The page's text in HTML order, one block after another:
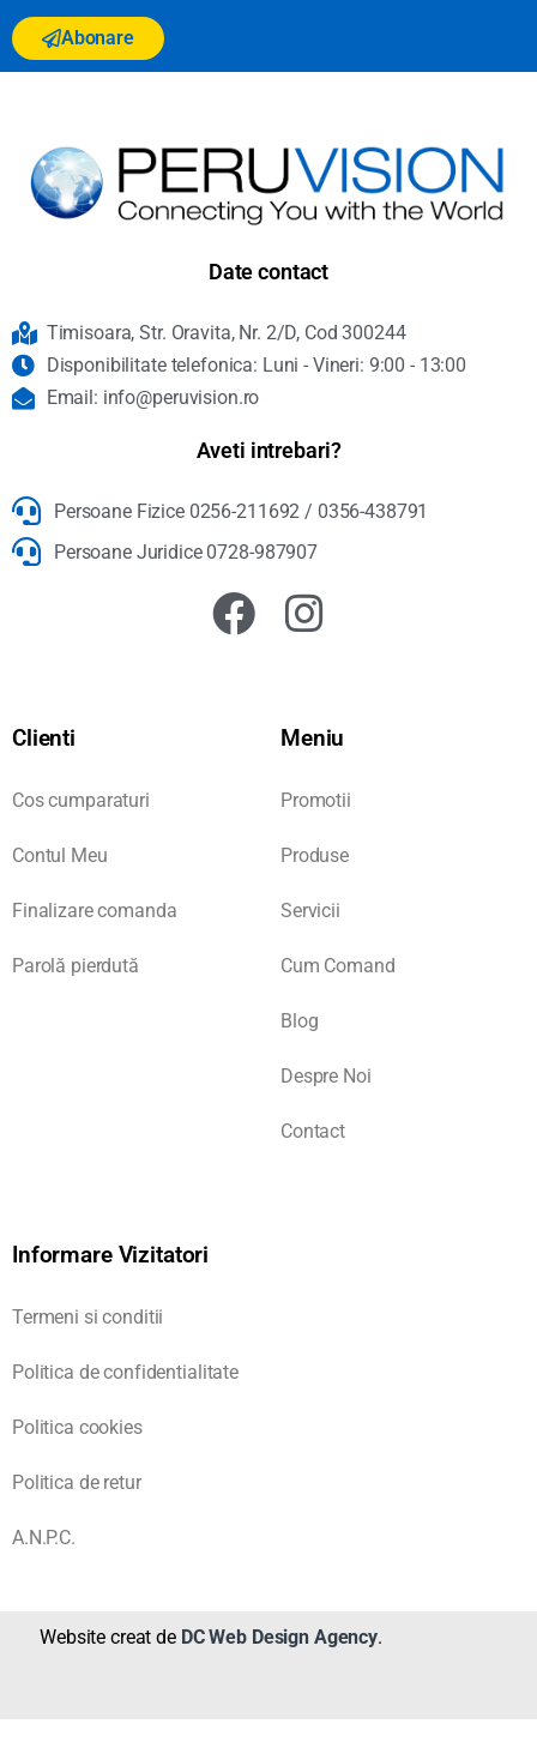
Abonare
Date contact
Timisoara, Str. Oravita, Nr. 2/D, Cod 300244
Disponibilitate telefonica: Luni - Vineri: 9:00 - 13:00
Email: info@peruvision.ro
Aveti intrebari?
Persoane Fizice 0256-211692 / 0356-438791
Persoane Juridice 0728-987907
Clienti
Cos cumparaturi
Contul Meu
Finalizare comanda
Parolă pierdută
Meniu
Promotii
Produse
Servicii
Cum Comand
Blog
Despre Noi
Contact
Informare Vizitatori
Termeni si conditii
Politica de confidentialitate
Politica cookies
Politica de retur
A.N.P.C.
Website creat de DC Web Design Agency.